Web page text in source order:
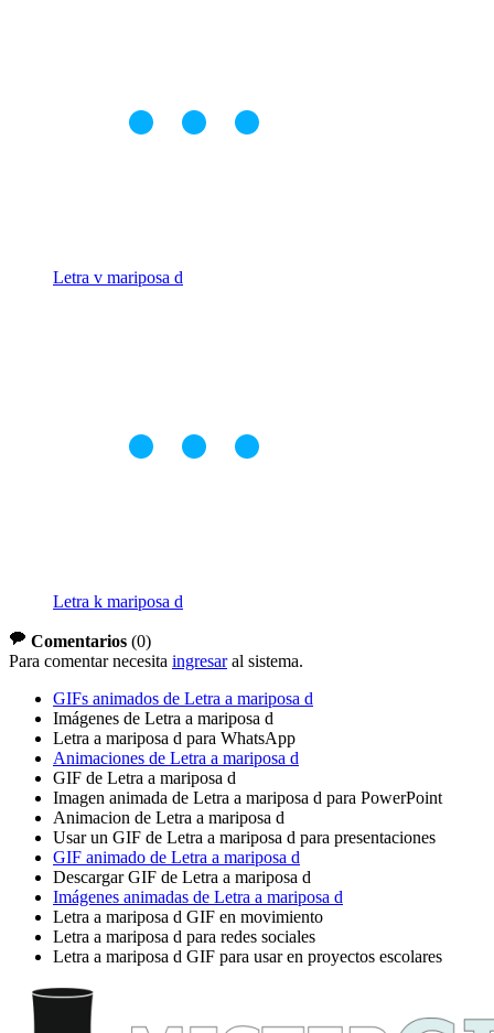
Letra v mariposa d
Letra k mariposa d
Comentarios (0)
Para comentar necesita ingresaral sistema.
GIFs animados de Letra a mariposa d
Imágenes de Letra a mariposa d
Letra a mariposa d para WhatsApp
Animaciones de Letra a mariposa d
GIF de Letra a mariposa d
Imagen animada de Letra a mariposa d para PowerPoint
Animacion de Letra a mariposa d
Usar un GIF de Letra a mariposa d para presentaciones
GIF animado de Letra a mariposa d
Descargar GIF de Letra a mariposa d
Imágenes animadas de Letra a mariposa d
Letra a mariposa d GIF en movimiento
Letra a mariposa d para redes sociales
Letra a mariposa d GIF para usar en proyectos escolares